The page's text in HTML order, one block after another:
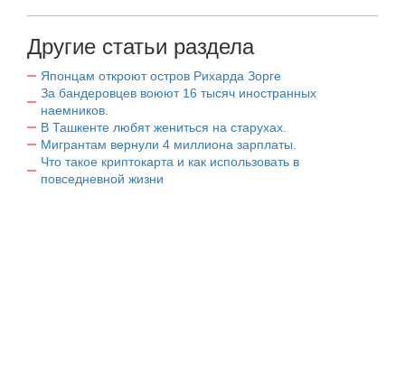
Другие статьи раздела
Японцам откроют остров Рихарда Зорге
За бандеровцев воюют 16 тысяч иностранных
наемников.
В Ташкенте любят жениться на старухах.
Мигрантам вернули 4 миллиона зарплаты.
Что такое криптокарта и как использовать в
повседневной жизни